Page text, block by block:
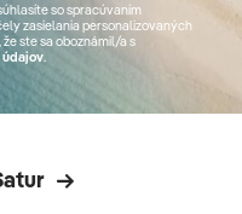
so spracúvaním
zasielania personalizovaných
ste sa oboznámil/a s
údajov.